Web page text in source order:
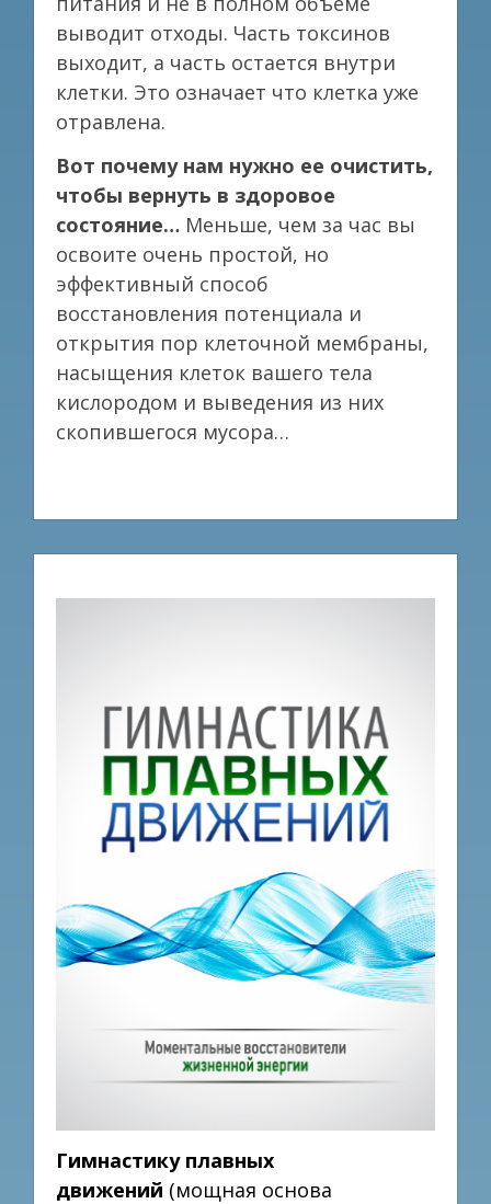
выводит отходы. Часть токсинов
выходит, а часть остается внутри
клетки. Это означает что клетка уже
отравлена.
Вот почему нам нужно ее очистить,
чтобы вернуть в здоровое
состояние… Меньше, чем за час вы
освоите очень простой, но
эффективный способ
восстановления потенциала и
открытия пор клеточной мембраны,
насыщения клеток вашего тела
кислородом и выведения из них
скопившегося мусора…
Гимнастику плавных
движений (мощная основа